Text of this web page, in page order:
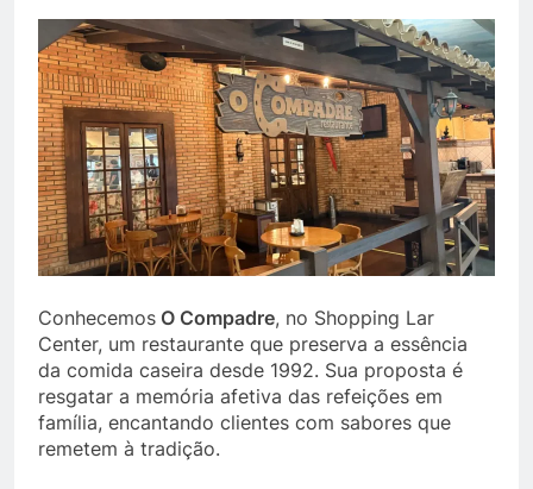
Conhecemos O Compadre, no Shopping Lar
Center, um restaurante que preserva a essência
da comida caseira desde 1992. Sua proposta é
resgatar a memória afetiva das refeições em
família, encantando clientes com sabores que
remetem à tradição.